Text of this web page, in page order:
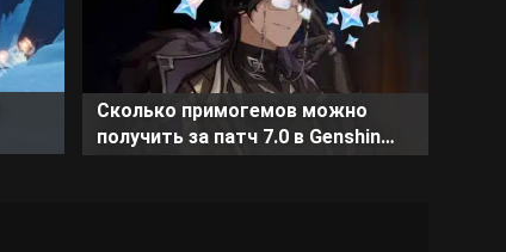
Сколько примогемов можно
получить за патч 7.0 в Genshin
Impact